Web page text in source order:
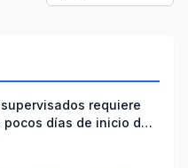
requiere
días de inicio del